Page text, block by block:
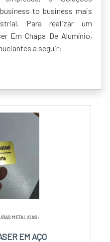
to business mais
Para realizar um
Em Chapa De Alumínio,
a seguir:
METALICAS/
EM AÇO